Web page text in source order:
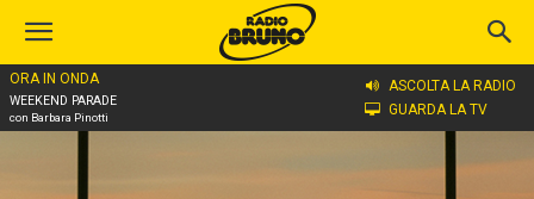
ORA IN ONDA
WEEKEND PARADE
con Barbara Pinotti
ASCOLTA LA RADIO
GUARDA LA TV
Home